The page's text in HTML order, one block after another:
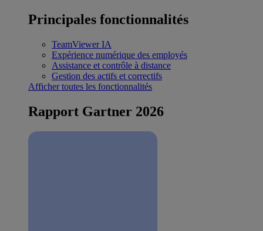
Principales fonctionnalités
TeamViewer IA
Expérience numérique des employés
Assistance et contrôle à distance
Gestion des actifs et correctifs
Afficher toutes les fonctionnalités
Rapport Gartner 2026